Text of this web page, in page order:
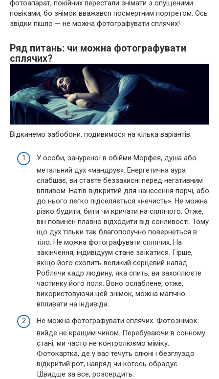
фотоапарат, покійних перестали знімати з опущеними
повіками, бо знімок вважався посмертним портретом. Ось
звідки пішло — не можна фотографувати сплячих!
Ряд питань: чи можна фотографувати
сплячих?
Відкинемо забобони, подивимося на кілька варіантів:
У особи, зануреної в обійми Морфея, душа або
метальний дух «мандрує». Енергетична аура
слабшає, ви стаєте беззахисні перед негативним
впливом. Натів відкритий для нанесення порчі, або
до нього легко підселяється «нечисть». Не можна
різко будити, бити чи кричати на сплячого. Отже,
він повинен плавно відходити від сонливості. Тому
що дух тільки так благополучно повернеться в
тіло. Не можна фотографувати сплячих. На
закінчення, індивідуум стане заїкатися. Гірше,
якщо його схопить великий серцевий напад.
Роблячи кадр людину, яка спить, ви захоплюєте
частинку його поля. Воно ослаблене, отже,
використовуючи цей знімок, можна магічно
впливати на індивіда.
Не можна фотографувати сплячих. Фотознімок
вийде не кращим чином. Перебуваючи в сонному
стані, ми часто не контролюємо міміку.
Фотокартка, де у вас течуть слюні і безглуздо
відкритий рот, навряд чи когось обрадує.
Швидше за все, розсердить.